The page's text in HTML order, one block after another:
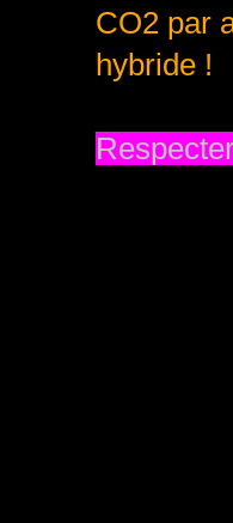
CO2 par
hybride !